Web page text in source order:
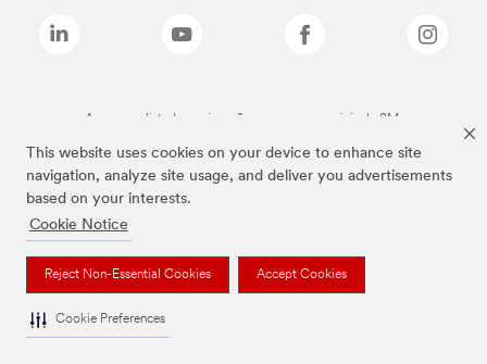
This website uses cookies on your device to enhance site
navigation, analyze site usage, and deliver you advertisements
based on your interests.
Cookie Notice
Reject Non-Essential Cookies Accept Cookies
Cookie Preferences
As marcas listadas a cima são marcas comerciais da 3M.